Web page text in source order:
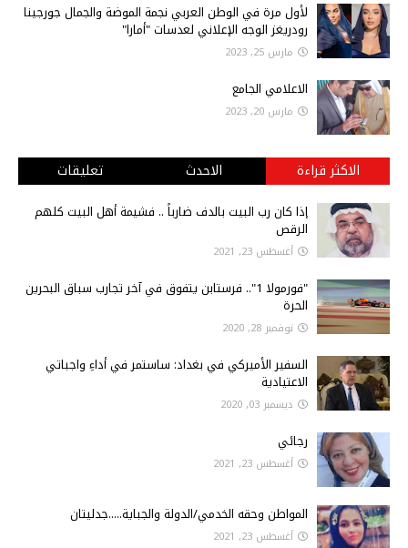
لأول مرة في الوطن العربي نجمة الموضة والجمال جورجينا
رودريغز الوجه الإعلاني لعدسات "أمارا"
مارس 25, 2023
الاعلامي الجامع
مارس 20, 2023
الاكثر قراءة الاحدث تعليقات
إذا كان رب البيت بالدف ضارباً .. فشيمة أهل البيت كلهم
الرقص
أغسطس 23, 2021
"فورمولا 1".. فرستابن يتفوق في آخر تجارب سباق البحرين
الحرة
نوفمبر 28, 2020
السفير الأميركي في بغداد: ساستمر في أداءِ واجباتي
الاعتيادية
ديسمبر 03, 2020
رجائي
أغسطس 23, 2021
المواطن وحقه الخدمي/الدولة والجباية.....جدليتان
أغسطس 23, 2021